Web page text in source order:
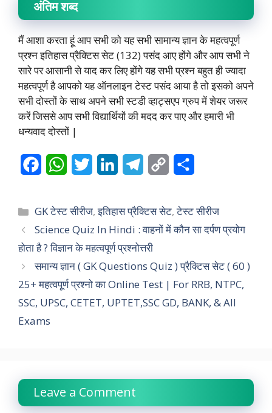
अंतिम शब्द
मैं आशा करता हूं आप सभी को यह सभी सामान्य ज्ञान के महत्वपूर्ण
प्रश्न इतिहास प्रैक्टिस सेट (132) पसंद आए होंगे और आप सभी ने
सारे पर आसानी से याद कर लिए होंगे यह सभी प्रश्न बहुत ही ज्यादा
महत्वपूर्ण है आपको यह ऑनलाइन टेस्ट पसंद आया है तो इसको अपने
सभी दोस्तों के साथ अपने सभी स्टडी व्हाट्सएप ग्रुप में शेयर जरूर
करें जिससे आप सभी विद्यार्थियों की मदद कर पाए और हमारी भी
धन्यवाद दोस्तों |
c
e
b
o
o
k
W
a
t
s
A
p
p
i
t
t
e
r
n
k
e
d
I
n
l
e
g
r
a
m
p
y
i
n
k
a
r
Categories
GK टेस्ट सीरीज,इतिहास प्रैक्टिस सेट,टेस्ट सीरीज
Science Quiz In Hindi : वाहनों में कौन सा दर्पण प्रयोग
होता है ? विज्ञान के महत्वपूर्ण प्रश्नोत्तरी
समान्य ज्ञान ( GK Questions Quiz ) प्रैक्टिस सेट ( 60 )
25+ महत्वपूर्ण प्रश्नो का Online Test | For RRB, NTPC,
SSC, UPSC, CETET, UPTET,SSC GD, BANK, & All
Exams
Leave a Comment